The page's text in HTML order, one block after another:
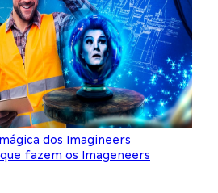
dos Imagineers
fazem os Imageneers